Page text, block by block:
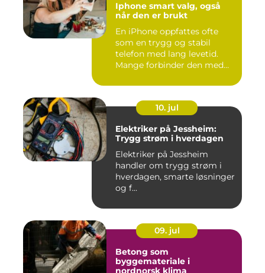
Iphone smart valg, også
når den er brukt
En iPhone oppfattes ofte
som en trygg og stabil
telefon med lang levetid.
Mange forbinder den med
10. jul
Elektriker på Jessheim:
Trygg strøm i hverdagen
Elektriker på Jessheim
handler om trygg strøm i
hverdagen, smarte løsninger
og f...
09. jul
Betong som
byggemateriale i
nordnorsk klima